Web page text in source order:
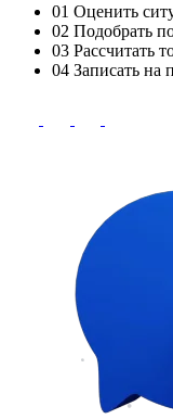
01 Оценить
02 Подобрать
03 Рассчитать
04 Записать на